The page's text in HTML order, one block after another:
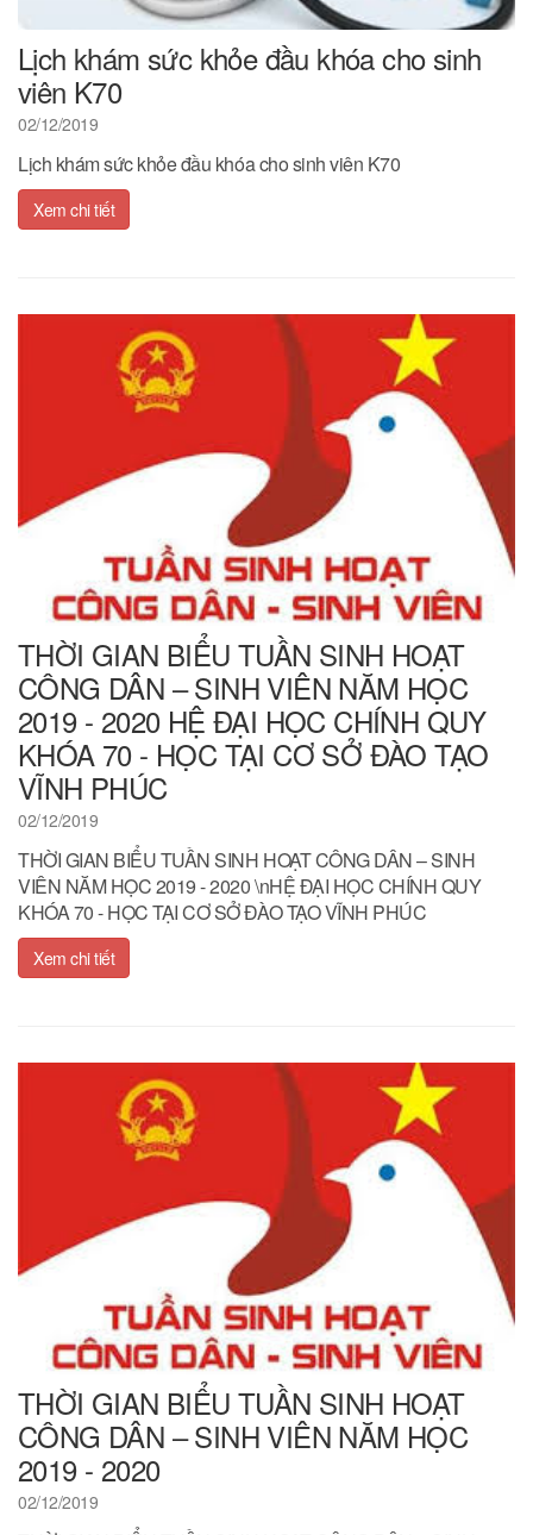
Lịch khám sức khỏe đầu khóa cho sinh
viên K70
02/12/2019
Lịch khám sức khỏe đầu khóa cho sinh viên K70
Xem chi tiết
THỜI GIAN BIỂU TUẦN SINH HOẠT
CÔNG DÂN – SINH VIÊN NĂM HỌC
2019 - 2020 HỆ ĐẠI HỌC CHÍNH QUY
KHÓA 70 - HỌC TẠI CƠ SỞ ĐÀO TẠO
VĨNH PHÚC
02/12/2019
THỜI GIAN BIỂU TUẦN SINH HOẠT CÔNG DÂN – SINH
VIÊN NĂM HỌC 2019 - 2020 \nHỆ ĐẠI HỌC CHÍNH QUY
KHÓA 70 - HỌC TẠI CƠ SỞ ĐÀO TẠO VĨNH PHÚC
Xem chi tiết
THỜI GIAN BIỂU TUẦN SINH HOẠT
CÔNG DÂN – SINH VIÊN NĂM HỌC
2019 - 2020
02/12/2019